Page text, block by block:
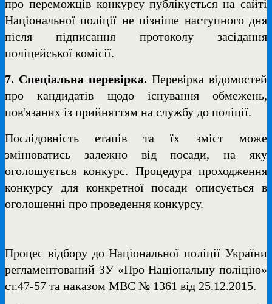
про переможців конкурсу публікується на сайті
Національної поліції не пізніше наступного дня
після підписання протоколу засідання
поліцейської комісії.
7. Спеціальна перевірка. Перевірка відомостей
про кандидатів щодо існування обмежень,
пов'язаних із прийняттям на службу до поліції.
Послідовність етапів та їх зміст може
змінюватись залежно від посади, на яку
оголошується конкурс. Процедура проходження
конкурсу для конкретної посади описується в
оголошенні про проведення конкурсу.
Процес відбору до Національної поліції України
регламентований ЗУ «Про Національну поліцію»
ст.47-57 та наказом МВС № 1361 від 25.12.2015.